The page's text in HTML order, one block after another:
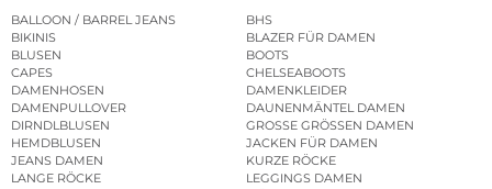
BALLOON / BARREL JEANS
BHS
BIKINIS
BLAZER FÜR DAMEN
BLUSEN
BOOTS
CAPES
CHELSEABOOTS
DAMENHOSEN
DAMENKLEIDER
DAMENPULLOVER
DAUNENMÄNTEL DAMEN
DIRNDLBLUSEN
GROSSE GRÖSSEN DAMEN
HEMDBLUSEN
JACKEN FÜR DAMEN
JEANS DAMEN
KURZE RÖCKE
LANGE RÖCKE
LEGGINGS DAMEN